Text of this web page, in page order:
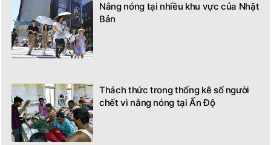
Nắng nóng tại nhiều khu vực của Nhật
Bản
Thách thức trong thống kê số người
chết vì nắng nóng tại Ấn Độ